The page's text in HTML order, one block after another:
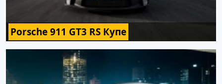
Porsche 911 GT3 RS Купе